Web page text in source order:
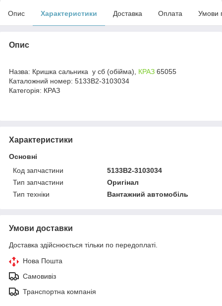
Опис Характеристики Доставка Оплата Умови
Опис
Назва: Кришка сальника у сб (обійма), КРАЗ 65055
Каталожний номер: 5133В2-3103034
Категорія: КРАЗ
Характеристики
Основні
Код запчастини
5133В2-3103034
Тип запчастини
Оригінал
Тип техніки
Вантажний автомобіль
Умови доставки
Доставка здійснюється тільки по передоплаті.
Нова Пошта
Самовивіз
Транспортна компанія